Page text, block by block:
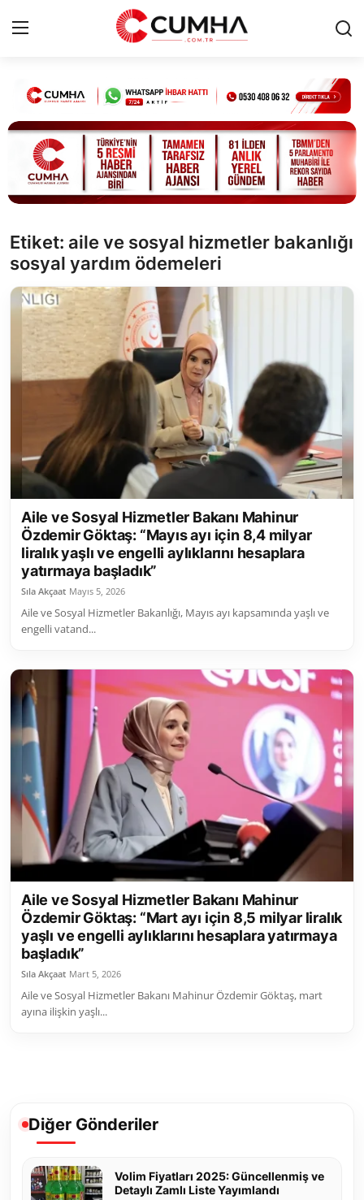
Kurumsal
Cumhurbaşkanlığı
Bakanlıklar
Siyasi Partiler
Yerel Yönetimler
Mülki İdare
Toplum ve Yaşam
Sivil Toplum Kuruluşları
Kamu Kurumları ve Üst Kurullar
Resmi Reklamlar
Etiket: aile ve sosyal hizmetler bakanlığı
sosyal yardım ödemeleri
Aile ve Sosyal Hizmetler Bakanı Mahinur
Özdemir Göktaş: “Mayıs ayı için 8,4 milyar
liralık yaşlı ve engelli aylıklarını hesaplara
yatırmaya başladık”
Sıla Akçaat Mayıs 5, 2026
Aile ve Sosyal Hizmetler Bakanlığı, Mayıs ayı kapsamında yaşlı ve
engelli vatand...
Aile ve Sosyal Hizmetler Bakanı Mahinur
Özdemir Göktaş: “Mart ayı için 8,5 milyar liralık
yaşlı ve engelli aylıklarını hesaplara yatırmaya
başladık”
Sıla Akçaat Mart 5, 2026
Aile ve Sosyal Hizmetler Bakanı Mahinur Özdemir Göktaş, mart
ayına ilişkin yaşlı...
Diğer Gönderiler
Volim Fiyatları 2025: Güncellenmiş ve
Detaylı Zamlı Liste Yayımlandı